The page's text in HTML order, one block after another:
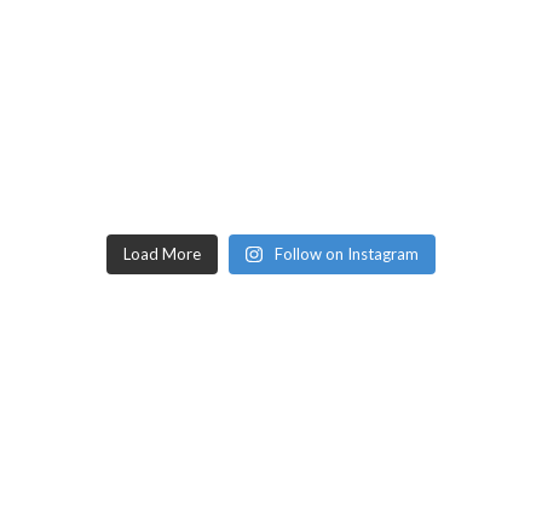
Load More Follow on Instagram